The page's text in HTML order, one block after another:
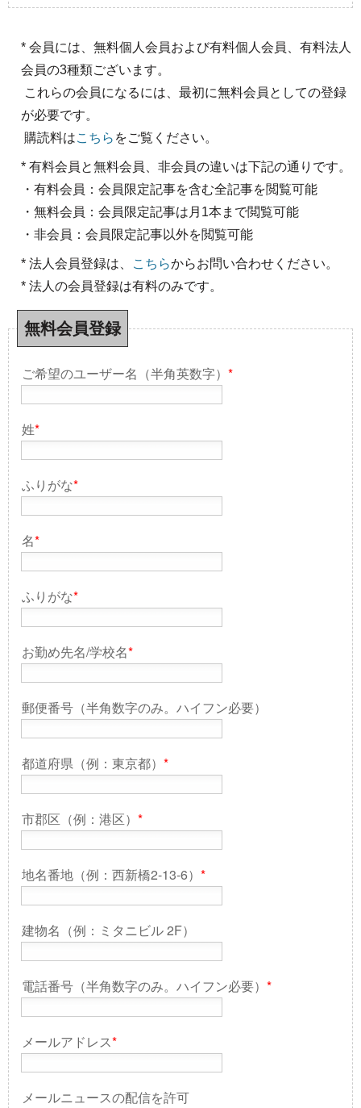
* 会員には、無料個人会員および有料個人会員、有料法人
会員の3種類ございます。
これらの会員になるには、最初に無料会員としての登録
が必要です。
購読料はこちら をご覧ください。
* 有料会員と無料会員、非会員の違いは下記の通りです。
・有料会員：会員限定記事を含む全記事を閲覧可能
・無料会員：会員限定記事は月1本まで閲覧可能
・非会員：会員限定記事以外を閲覧可能
* 法人会員登録は、 こちらからお問い合わせください。
* 法人の会員登録は有料のみです。
無料会員登録
ご希望のユーザー名（半角英数字） *
姓*
ふりがな*
名*
ふりがな*
お勤め先名/学校名*
郵便番号（半角数字のみ。ハイフン必要）
都道府県（例：東京都） *
市郡区（例：港区） *
地名番地（例：西新橋2-13-6） *
建物名（例：ミタニビル 2F）
電話番号（半角数字のみ。ハイフン必要） *
メールアドレス*
メールニュースの配信を許可